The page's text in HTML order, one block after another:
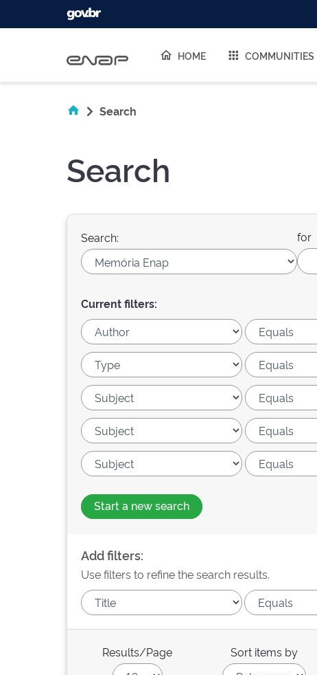
HOME COMMUNITIES
Search
Search
Search: for
Current filters:
Start a new search
Add filters:
Use filters to refine the search results.
Results/Page Sort items by